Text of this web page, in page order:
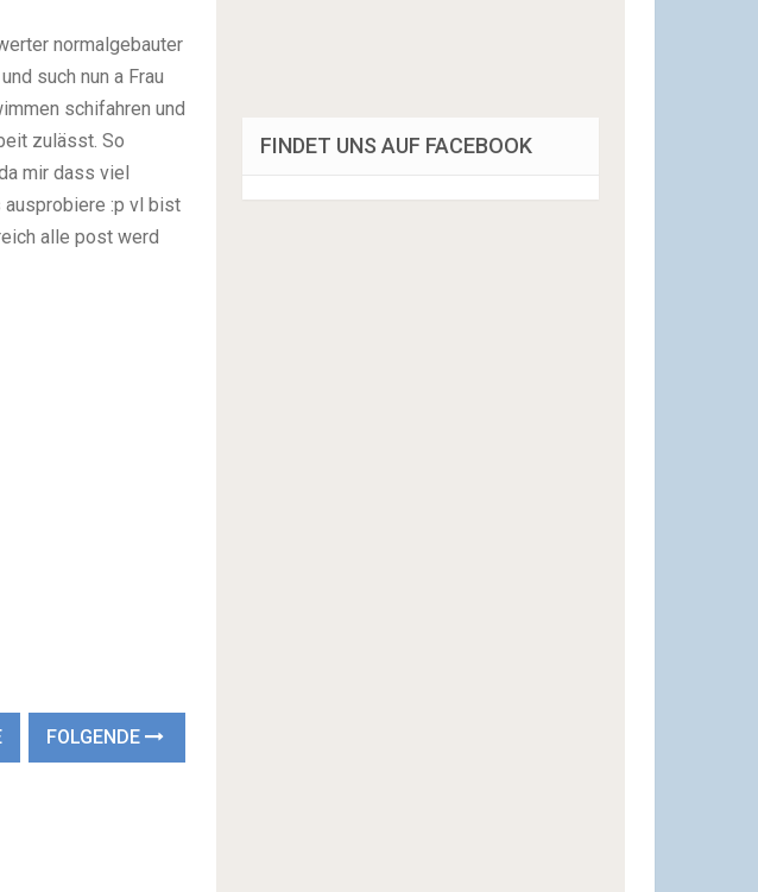
normalgebauter
such nun a Frau
schifahren und
zulässt. So
mir dass viel
:p vl bist
alle post werd
FOLGENDE
FINDET UNS AUF FACEBOOK